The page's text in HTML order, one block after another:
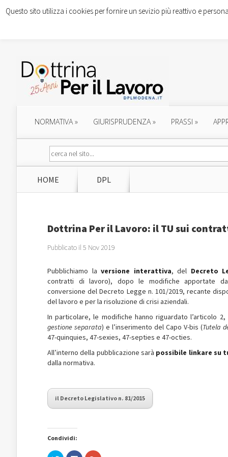
NORMATIVA» GIURISPRUDENZA» PRASSI »
HOME DPL
Dottrina Per il Lavoro: il TU sui
Pubblicato il 5 Nov 2019
Pubblichiamo laversione interattiva, del Decreto
contratti di lavoro), dopo le modifiche apportate
conversione del Decreto Legge n. 101/2019, recante
del lavoro e per la risoluzione di crisi aziendali.
In particolare, le modifiche hanno riguardato l’articolo 2,
gestione separata) e l’inserimento del Capo V-bis (Tutela
47-quinquies, 47-sexies, 47-septies e 47-octies.
All’interno della pubblicazione sarà possibile linkare su
dalla normativa.
il Decreto Legislativo n. 81/2015
Condividi:
Questo sito utilizza i cookies per fornire un sevizio più reattivo e